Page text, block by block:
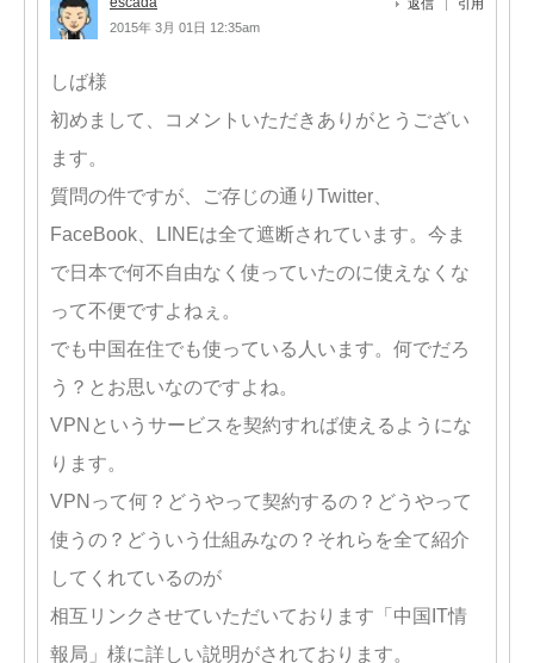
2015年 3月 01日 12:35am
返信 引用
しば様
初めまして、コメントいただきありがとうござい
ます。
質問の件ですが、ご存じの通りTwitter、
FaceBook、LINEは全て遮断されています。今ま
で日本で何不自由なく使っていたのに使えなくな
って不便ですよねぇ。
でも中国在住でも使っている人います。何でだろ
う？とお思いなのですよね。
VPNというサービスを契約すれば使えるようにな
ります。
VPNって何？どうやって契約するの？どうやって
使うの？どういう仕組みなの？それらを全て紹介
してくれているのが
相互リンクさせていただいております「中国IT情
報局」様に詳しい説明がされております。